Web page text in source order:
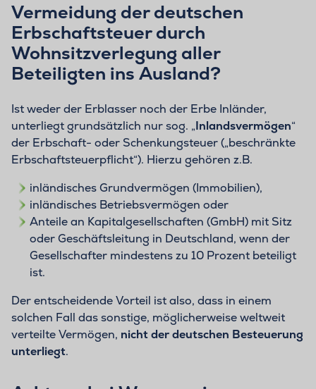
Vermeidung der deutschen
Erbschaftsteuer durch
Wohnsitzverlegung aller
Beteiligten ins Ausland?
Ist weder der Erblasser noch der Erbe Inländer,
unterliegt grundsätzlich nur sog. „Inlandsvermögen“
der Erbschaft- oder Schenkungsteuer („beschränkte
Erbschaftsteuerpflicht“). Hierzu gehören z.B.
inländisches Grundvermögen (Immobilien),
inländisches Betriebsvermögen oder
Anteile an Kapitalgesellschaften (GmbH) mit Sitz
oder Geschäftsleitung in Deutschland, wenn der
Gesellschafter mindestens zu 10 Prozent beteiligt
ist.
Der entscheidende Vorteil ist also, dass in einem
solchen Fall das sonstige, möglicherweise weltweit
verteilte Vermögen, nicht der deutschen Besteuerung
unterliegt.